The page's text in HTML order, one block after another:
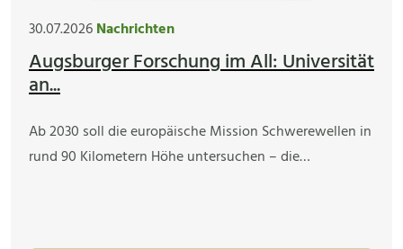
30.07.2026Nachrichten
Augsburger Forschung im All: Universität
an...
Ab 2030 soll die europäische Mission Schwerewellen in
rund 90 Kilometern Höhe untersuchen – die…